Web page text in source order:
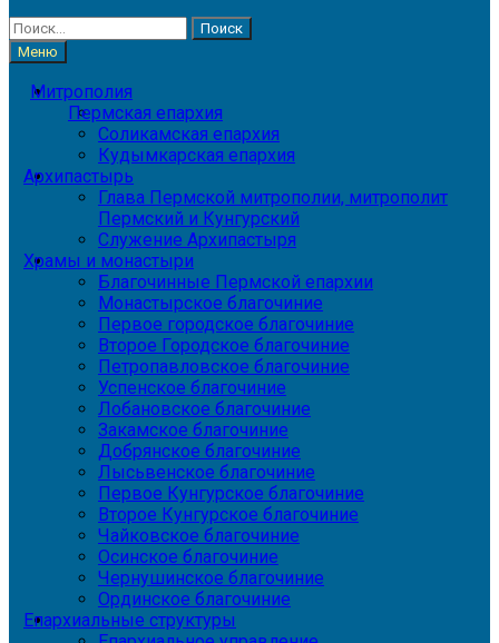
Найти:
Меню
Митрополия
Пермская епархия
Соликамская епархия
Кудымкарская епархия
Архипастырь
Глава Пермской митрополии, митрополит
Пермский и Кунгурский
Служение Архипастыря
Храмы и монастыри
Благочинные Пермской епархии
Монастырское благочиние
Первое городское благочиние
Второе Городское благочиние
Петропавловское благочиние
Успенское благочиние
Лобановское благочиние
Закамское благочиние
Добрянское благочиние
Лысьвенское благочиние
Первое Кунгурское благочиние
Второе Кунгурское благочиние
Чайковское благочиние
Осинское благочиние
Чернушинское благочиние
Ординское благочиние
Епархиальные структуры